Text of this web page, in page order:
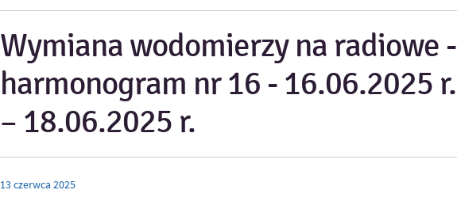
Wymiana wodomierzy na radiowe -
harmonogram nr 16 - 16.06.2025 r.
– 18.06.2025 r.
13czerwca 2025